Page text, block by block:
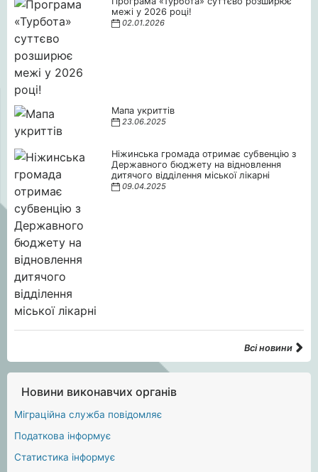
межі у 2026 році!
02.01.2026
Мапа укриттів
23.06.2025
Ніжинська громада отримає субвенцію з
Державного бюджету на відновлення
дитячого відділення міської лікарні
09.04.2025
Всі новини
Новини виконавчих органів
Міграційна служба повідомляє
Податкова інформує
Статистика інформує